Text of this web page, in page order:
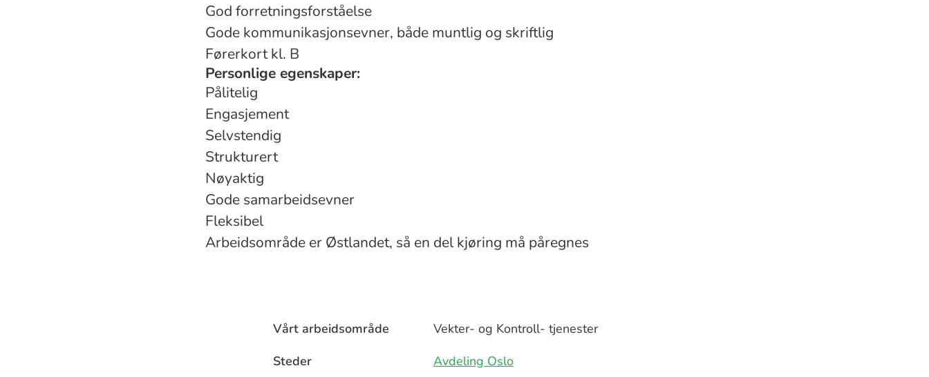
God forretningsforståelse
Gode kommunikasjonsevner, både muntlig og skriftlig
Førerkort kl. B
Personlige egenskaper:
Pålitelig
Engasjement
Selvstendig
Strukturert
Nøyaktig
Gode samarbeidsevner
Fleksibel
Arbeidsområde er Østlandet, så en del kjøring må påregnes
Vårt arbeidsområde
Vekter- og Kontroll- tjenester
Steder
Avdeling Oslo